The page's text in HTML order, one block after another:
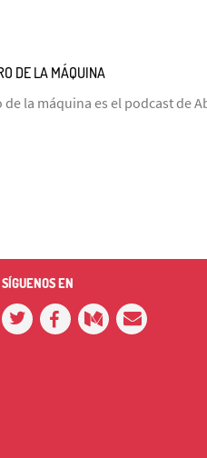
DE LA MÁQUINA
de la máquina es el podcast de
SÍGUENOS EN